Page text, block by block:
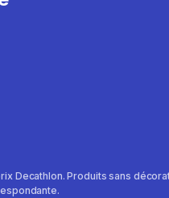
Decathlon. Produits sans